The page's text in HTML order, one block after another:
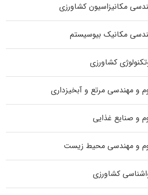
مکانیزاسیون کشاورزی
مکانیک بیوسیستم
کشاورزی
و مهندسی مرتع و آبخیزداری
و صنایع غذایی
و مهندسی محیط زیست
کشاورزی